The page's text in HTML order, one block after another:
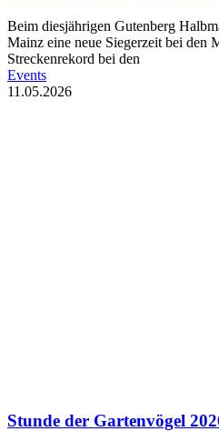
Beim diesjährigen Gutenberg
Mainz eine neue Siegerzeit bei den
Streckenrekord bei den
Events
11.05.2026
Stunde der Gartenvögel